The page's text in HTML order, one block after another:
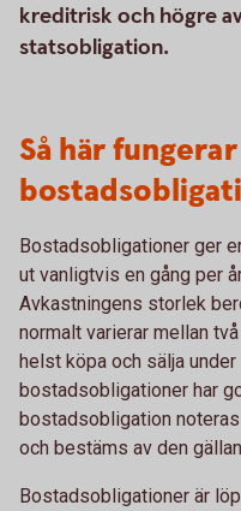
kreditrisk och högre
statsobligation.
Så här fungerar
Bostadsobligationer ger
ut vanligtvis en gång per
Avkastningens storlek
normalt varierar mellan
helst köpa och sälja
bostadsobligationer har
bostadsobligation
och bestäms av den
Bostadsobligationer är